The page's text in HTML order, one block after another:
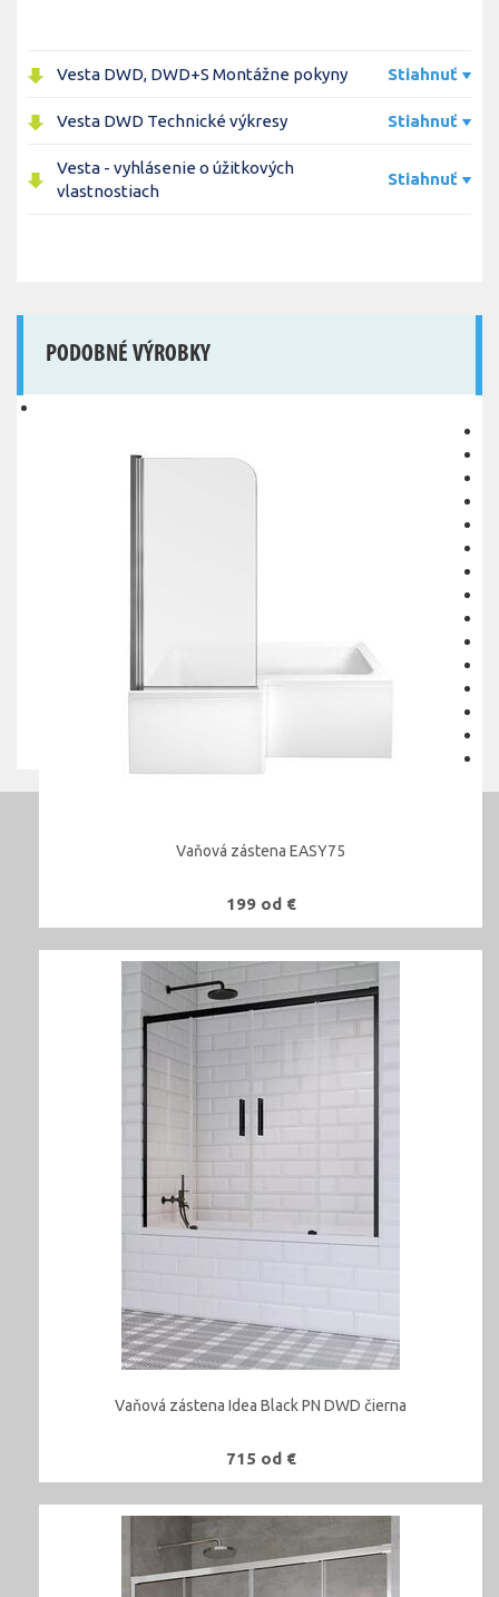
Vesta DWD, DWD+S Montážne pokyny Stiahnuť
Vesta DWD Technické výkresy Stiahnuť
Vesta - vyhlásenie o úžitkových
vlastnostiach
Stiahnuť
PODOBNÉ VÝROBKY
Vaňová zástena EASY75
199 od €
Vaňová zástena Idea Black PN DWD čierna
715 od €